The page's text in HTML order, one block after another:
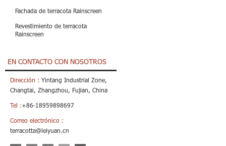
Fachada de terracota Rainscreen
Revestimiento de terracota
Rainscreen
EN CONTACTO CON NOSOTROS
Dirección : Yintang Industrial Zone,
Changtai, Zhangzhou, Fujian, China
Tel :+86-18959898697
Correo electrónico :
terracotta@leiyuan.cn